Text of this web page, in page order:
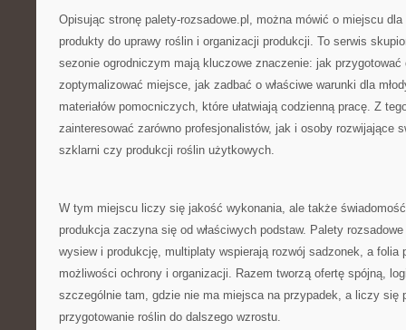
Opisując stronę palety-rozsadowe.pl, można mówić o miejscu
produkty do uprawy roślin i organizacji produkcji. To serwis
sezonie ogrodniczym mają kluczowe znaczenie: jak przygotować
zoptymalizować miejsce, jak zadbać o właściwe warunki dla
materiałów pomocniczych, które ułatwiają codzienną pracę. Z
zainteresować zarówno profesjonalistów, jak i osoby rozwijające
szklarni czy produkcji roślin użytkowych.
W tym miejscu liczy się jakość wykonania, ale także
produkcja zaczyna się od właściwych podstaw. Palety
wysiew i produkcję, multiplaty wspierają rozwój sadzonek, a folia
możliwości ochrony i organizacji. Razem tworzą ofertę spójną,
szczególnie tam, gdzie nie ma miejsca na przypadek, a liczy się
przygotowanie roślin do dalszego wzrostu.